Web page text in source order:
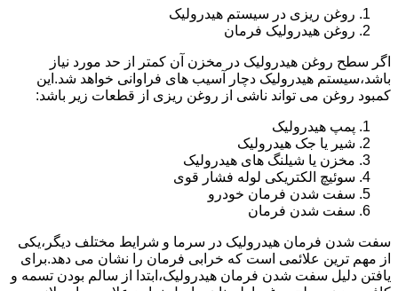
روغن ریزی در سیستم هیدرولیک
روغن هیدرولیک فرمان
اگر سطح روغن هیدرولیک در مخزن آن کمتر از حد مورد نیاز
باشد،سیستم هیدرولیک دچار آسیب های فراوانی خواهد شد.این
کمبود روغن می تواند ناشی از روغن ریزی از قطعات زیر باشد:
پمپ هیدرولیک
شیر یا جک هیدرولیک
مخزن یا شیلنگ های هیدرولیک
سوئیچ الکتریکی لوله فشار قوی
سفت شدن فرمان خودرو
سفت شدن فرمان
سفت شدن فرمان هیدرولیک در سرما و شرایط مختلف دیگر،یکی
از مهم ترین علائمی است که خرابی فرمان را نشان می دهد.برای
یافتن دلیل سفت شدن فرمان هیدرولیک،ابتدا از سالم بودن تسمه و